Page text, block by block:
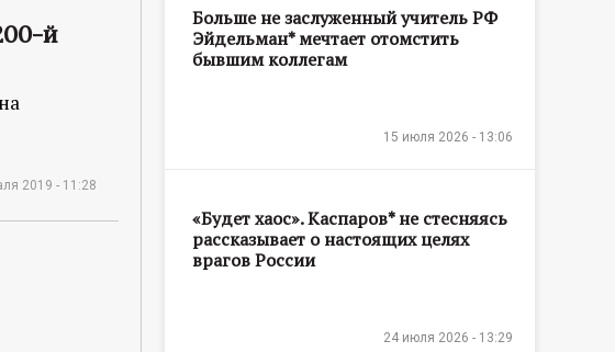
й
2019 - 11:28
Больше не заслуженный учитель РФ
Эйдельман* мечтает отомстить
бывшим коллегам
15 июля 2026 - 13:06
«Будет хаос». Каспаров* не стесняясь
рассказывает о настоящих целях
врагов России
24 июля 2026 - 13:29